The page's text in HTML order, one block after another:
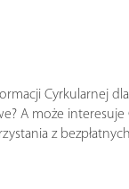
Cyrkularnej
A może
z